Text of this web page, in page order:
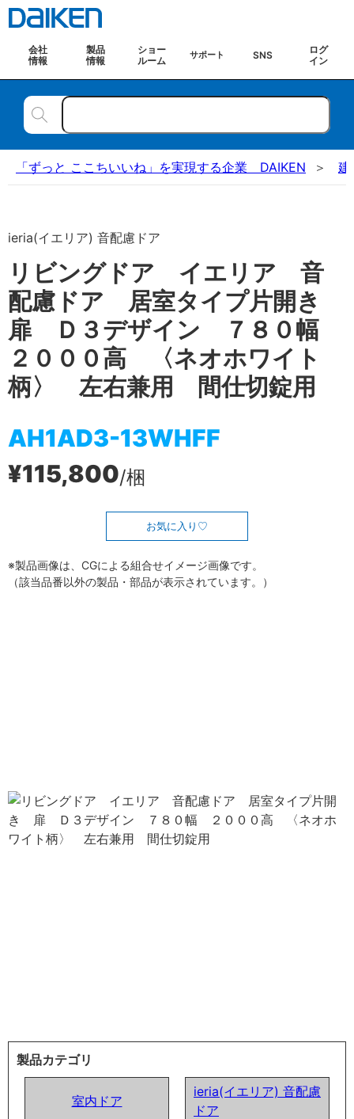
会社
情報
製品
情報
ショー
ルーム
サポート SNS
ログ
イン
「ずっと ここちいいね」を実現する企業 DAIKEN 建
ieria(イエリア) 音配慮ドア
リビングドア イエリア 音
配慮ドア 居室タイプ片開き
扉 Ｄ３デザイン ７８０幅
２０００高 〈ネオホワイト
柄〉 左右兼用 間仕切錠用
AH1AD3-13WHFF
¥115,800/梱
お気に入り
※製品画像は、CGによる組合せイメージ画像です。
（該当品番以外の製品・部品が表示されています。）
製品カテゴリ
室内ドア
ieria(イエリア) 音配慮
ドア